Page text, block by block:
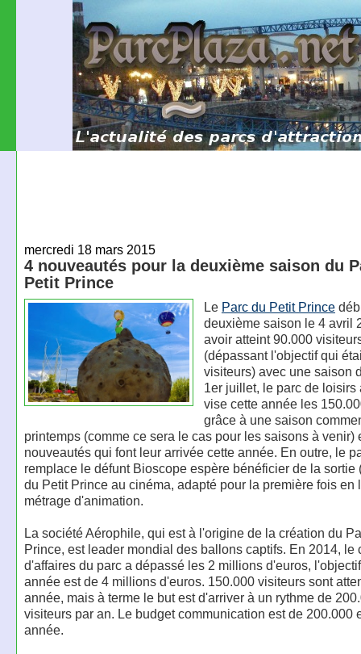
mercredi 18 mars 2015
4 nouveautés pour la deuxième saison du
Petit Prince
Le Parc du Petit Prince
deuxième saison le 4 avril
avoir atteint 90.000
(dépassant l'objectif qui
visiteurs) avec une saison
1er juillet, le parc de loisirs
vise cette année les
grâce à une saison
printemps (comme ce sera le cas pour les saisons à venir)
nouveautés qui font leur arrivée cette année. En outre, le
remplace le défunt Bioscope espère bénéficier de la sortie
du Petit Prince au cinéma, adapté pour la première fois en
métrage d'animation.
La société Aérophile, qui est à l'origine de la création du
Prince, est leader mondial des ballons captifs. En 2014, le
d'affaires du parc a dépassé les 2 millions d'euros,
année est de 4 millions d'euros. 150.000 visiteurs sont
année, mais à terme le but est d'arriver à un rythme de
visiteurs par an. Le budget communication est de 200.000
année.